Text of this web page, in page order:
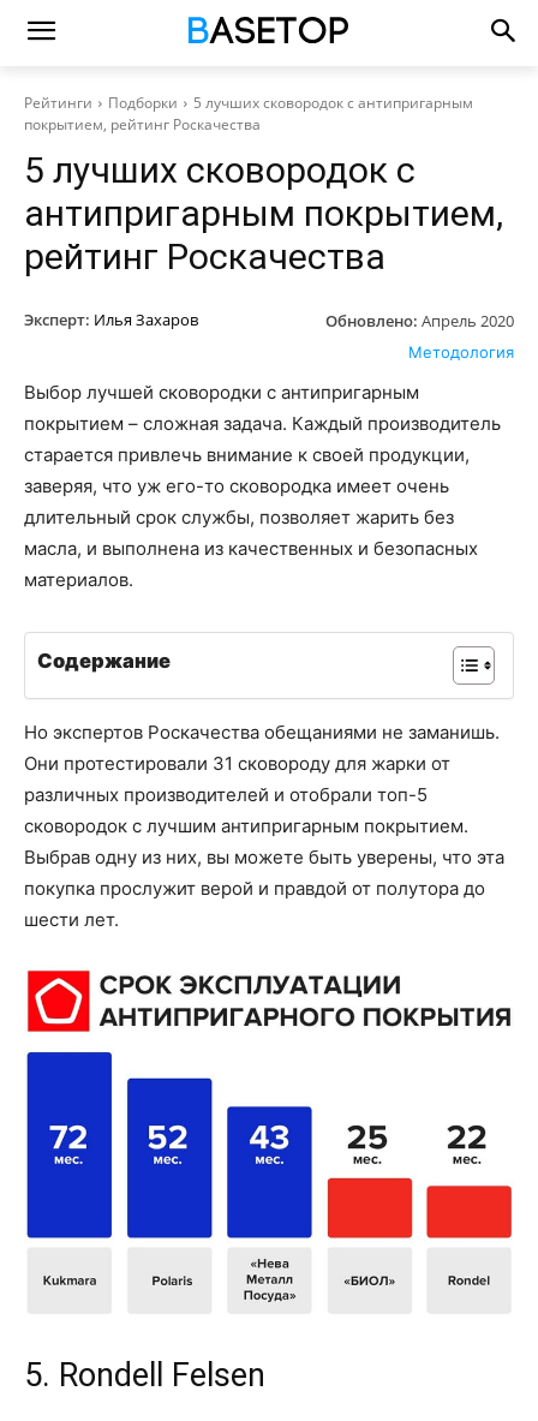
Рейтинги Подборки
5 лучших сковородок с антипригарным
покрытием, рейтинг Роскачества
5 лучших сковородок с
антипригарным покрытием,
рейтинг Роскачества
Эксперт: Илья Захаров Обновлено: Апрель 2020
Методология
Выбор лучшей сковородки с антипригарным
покрытием – сложная задача. Каждый производитель
старается привлечь внимание к своей продукции,
заверяя, что уж его-то сковородка имеет очень
длительный срок службы, позволяет жарить без
масла, и выполнена из качественных и безопасных
материалов.
Содержание
Но экспертов Роскачества обещаниями не заманишь.
Они протестировали 31 сковороду для жарки от
различных производителей и отобрали топ-5
сковородок с лучшим антипригарным покрытием.
Выбрав одну из них, вы можете быть уверены, что эта
покупка прослужит верой и правдой от полутора до
шести лет.
5. Rondell Felsen